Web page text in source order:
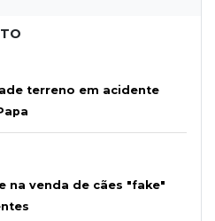
terreno em acidente
na venda de cães "fake"